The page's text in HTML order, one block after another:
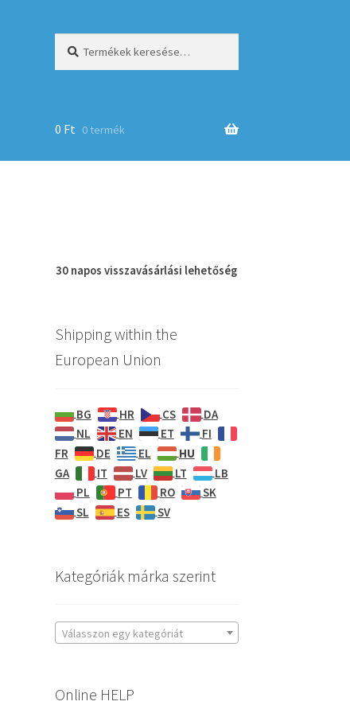
0 Ft 0 termék
30 napos visszavásárlási lehetőség
Shipping within the
European Union
BG HR CS
DA
NL
EN ET
FI
FR
DE EL
HU
GA
IT LV LT
LB
PL
PT RO
SK
SL
ES SV
Kategóriák márka szerint
Válasszon egy kategóriát
Online HELP